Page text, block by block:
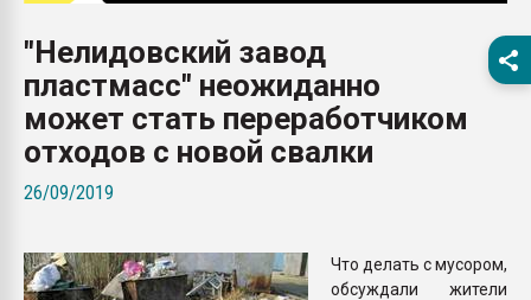
28.07.2026
ситуацией на
Всё, что касается
бутылок
"Нелидовский завод
пластмасс" неожиданно
может стать переработчиком
отходов с новой свалки
26/09/2019
Что делать с мусором,
обсуждали жители